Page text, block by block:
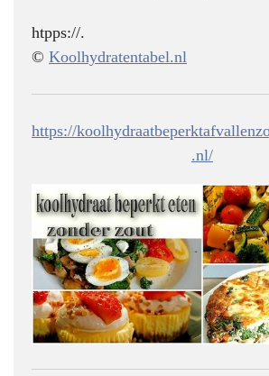
htpps://.
© Koolhydratentabel.nl
https://
.nl/